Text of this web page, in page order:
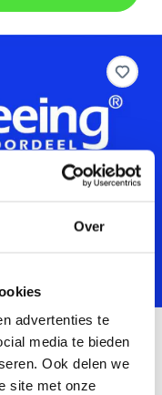
Over
advertenties te
media te bieden
Ook delen we
site met onze